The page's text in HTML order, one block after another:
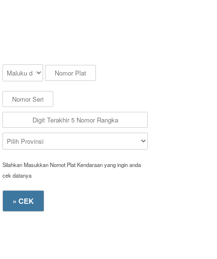
Silahkan Masukkan Nomot Plat Kendaraan yang ingin anda
cek datanya